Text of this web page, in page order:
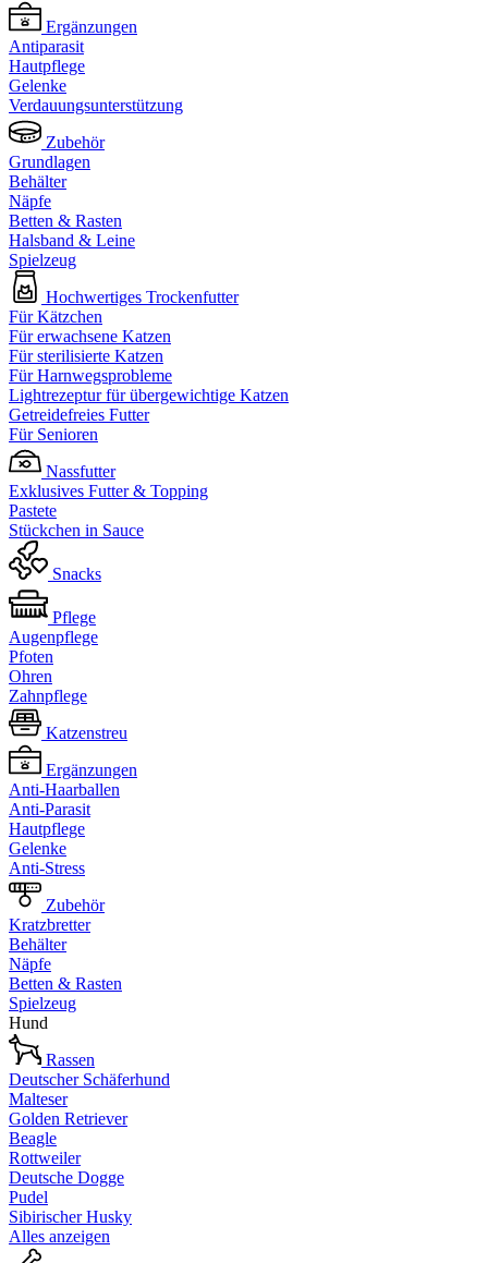
Ergänzungen
Antiparasit
Hautpflege
Gelenke
Verdauungsunterstützung
Zubehör
Grundlagen
Behälter
Näpfe
Betten & Rasten
Halsband & Leine
Spielzeug
Hochwertiges Trockenfutter
Für Kätzchen
Für erwachsene Katzen
Für sterilisierte Katzen
Für Harnwegsprobleme
Lightrezeptur für übergewichtige Katzen
Getreidefreies Futter
Für Senioren
Nassfutter
Exklusives Futter & Topping
Pastete
Stückchen in Sauce
Snacks
Pflege
Augenpflege
Pfoten
Ohren
Zahnpflege
Katzenstreu
Ergänzungen
Anti-Haarballen
Anti-Parasit
Hautpflege
Gelenke
Anti-Stress
Zubehör
Kratzbretter
Behälter
Näpfe
Betten & Rasten
Spielzeug
Hund
Rassen
Deutscher Schäferhund
Malteser
Golden Retriever
Beagle
Rottweiler
Deutsche Dogge
Pudel
Sibirischer Husky
Alles anzeigen